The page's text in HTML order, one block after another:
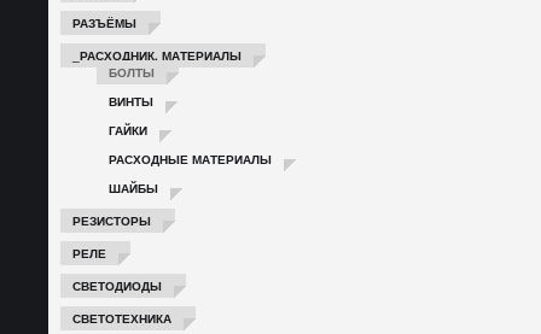
РАЗЪЁМЫ
_РАСХОДНИК. МАТЕРИАЛЫ
БОЛТЫ
ВИНТЫ
ГАЙКИ
РАСХОДНЫЕ МАТЕРИАЛЫ
ШАЙБЫ
РЕЗИСТОРЫ
РЕЛЕ
СВЕТОДИОДЫ
СВЕТОТЕХНИКА